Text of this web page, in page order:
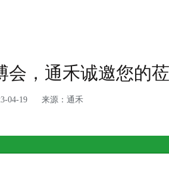
会，通禾诚邀您的
04-19 来源：通禾